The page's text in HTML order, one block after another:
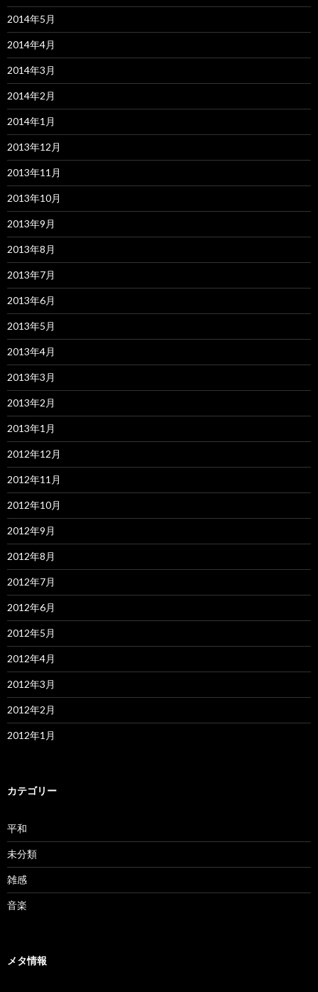
2014年5月
2014年4月
2014年3月
2014年2月
2014年1月
2013年12月
2013年11月
2013年10月
2013年9月
2013年8月
2013年7月
2013年6月
2013年5月
2013年4月
2013年3月
2013年2月
2013年1月
2012年12月
2012年11月
2012年10月
2012年9月
2012年8月
2012年7月
2012年6月
2012年5月
2012年4月
2012年3月
2012年2月
2012年1月
カテゴリー
平和
未分類
雑感
音楽
メタ情報